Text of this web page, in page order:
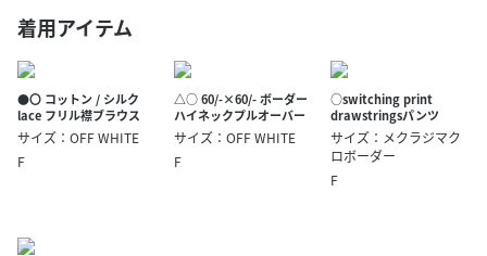
着用アイテム
●〇 コットン / シルク
lace フリル襟ブラウス
サイズ：OFF WHITE
F
△○ 60/-×60/- ボーダー
ハイネックプルオーバー
サイズ：OFF WHITE
F
○switching print
drawstringsパンツ
サイズ：メクラジマク
ロボーダー
F